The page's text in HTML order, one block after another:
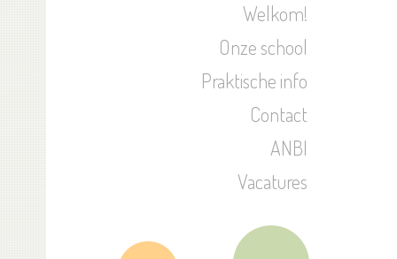
Welkom!
Onze school
Praktische info
Contact
ANBI
Vacatures